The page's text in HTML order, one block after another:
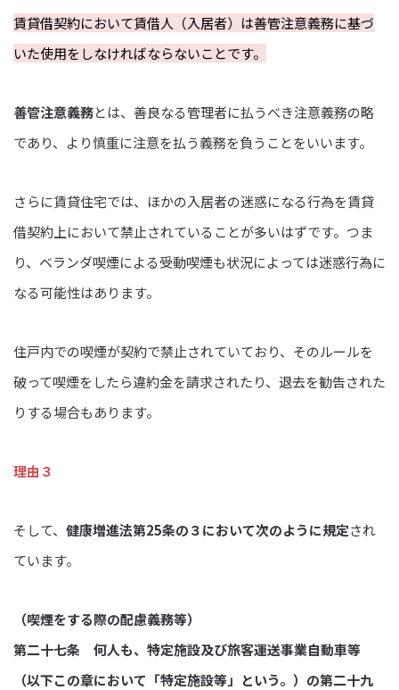
賃貸借契約において賃借人（入居者）は善管注意義務に基づ
いた使用をしなければならないことです。
善管注意義務とは、善良なる管理者に払うべき注意義務の略
であり、より慎重に注意を払う義務を負うことをいいます。
さらに賃貸住宅では、ほかの入居者の迷惑になる行為を賃貸
借契約上において禁止されていることが多いはずです。つま
り、ベランダ喫煙による受動喫煙も状況によっては迷惑行為に
なる可能性はあります。
住戸内での喫煙が契約で禁止されていており、そのルールを
破って喫煙をしたら違約金を請求されたり、退去を勧告された
りする場合もあります。
理由３
そして、 健康増進法第25条の３において次のように規定され
ています。
（喫煙をする際の配慮義務等）
第二十七条 何人も、特定施設及び旅客運送事業自動車等
（以下この章において「特定施設等」という。）の第二十九